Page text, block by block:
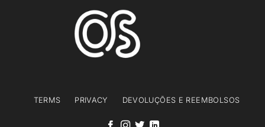
TERMS PRIVACY DEVOLUÇÕES E REEMBOLSOS